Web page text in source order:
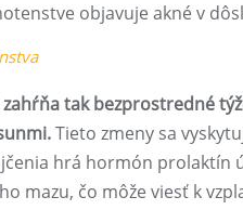
objavuje akné v
tak bezprostredné
Tieto zmeny sa
hrá hormón
mazu, čo môže viesť k